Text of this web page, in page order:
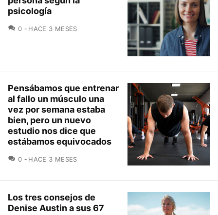
psicología
0 COMENTARIOS
HACE 3 MESES
Pensábamos que entrenar
al fallo un músculo una
vez por semana estaba
bien, pero un nuevo
estudio nos dice que
estábamos equivocados
0 COMENTARIOS
HACE 3 MESES
Los tres consejos de
Denise Austin a sus 67